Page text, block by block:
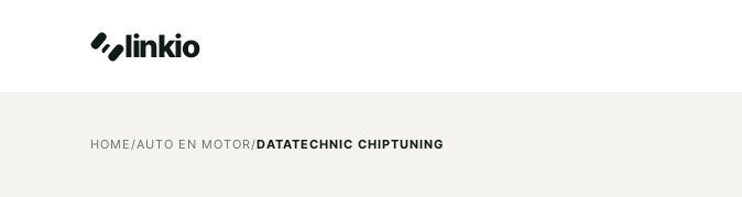
linkio
HOME/AUTO EN MOTOR/DATATECHNIC CHIPTUNING